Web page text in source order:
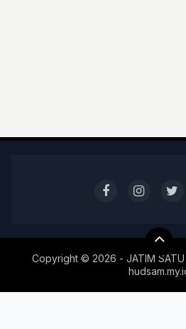
Copyright © 2026 - JATIM